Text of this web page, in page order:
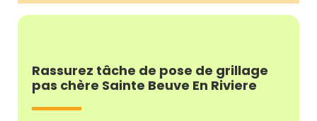
Rassurez tâche de pose de grillage
pas chère Sainte Beuve En Riviere